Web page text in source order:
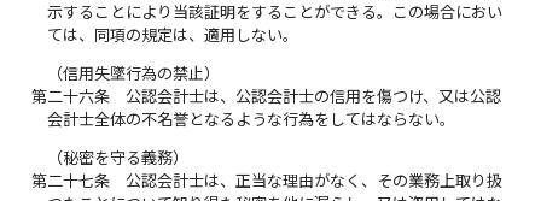
示することにより当該証明をすることができる。この場合におい
ては、同項の規定は、適用しない。
（信用失墜行為の禁止）
第二十六条
公認会計士は、公認会計士の信用を傷つけ、又は公認
会計士全体の不名誉となるような行為をしてはならない。
（秘密を守る義務）
第二十七条
公認会計士は、正当な理由がなく、その業務上取り扱